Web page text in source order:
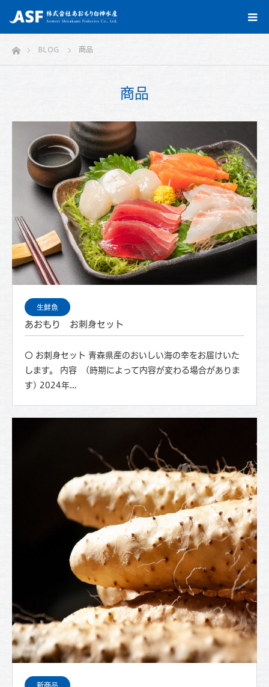
ホームBLOG 商品
商品
生鮮魚
あおもり お刺身セット
〇 お刺身セット 青森県産のおいしい海の幸をお届けいた
します。 内容 (時期によって内容が変わる場合がありま
す) 2024年...
新商品